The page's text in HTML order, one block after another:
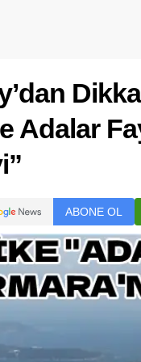
Adalar
ABONE OL